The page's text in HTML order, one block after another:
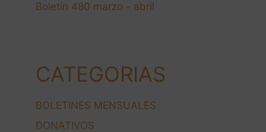
Boletín 480 marzo - abril
CATEGORIAS
BOLETINES MENSUALES
DONATIVOS